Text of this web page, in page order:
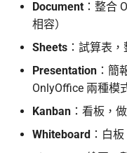
Document ：整合
相容）
Sheets ：試算表
Presentation ：簡
OnlyOffice 兩種模
Kanban ：看板，
Whiteboard ：白板